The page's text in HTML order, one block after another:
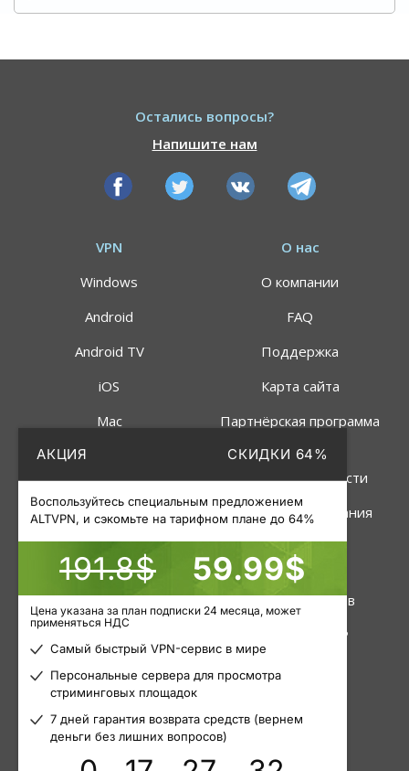
АКЦИЯ СКИДКИ 64%
Воспользуйтесь специальным предложением
ALTVPN, и сэкомьте на тарифном плане до 64%
191.8$ 59.99$
Цена указана за план подписки 24 месяца, может
применяться НДС
Самый быстрый VPN-сервис в мире
Персональные сервера для просмотра
стриминговых площадок
7 дней гарантия возврата средств (вернем
деньги без лишних вопросов)
Остались вопросы?
Напишите нам
VPN
Windows
Android
Android TV
iOS
Mac
О нас
О компании
FAQ
Поддержка
Карта сайта
Партнёрская программа
Политика
конфиденциальности
Правила пользования
Услуги
VPN
Приватные прокси
Пакетные прокси
Мобильные прокси
Инструменты
Статус серверов
Узнать свой IP